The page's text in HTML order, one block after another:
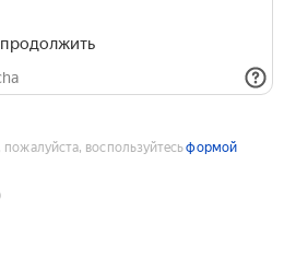
воспользуйтесьформой